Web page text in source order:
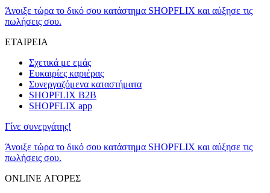
Άνοιξε τώρα το δικό σου κατάστημα SHOPFLIX και αύξησε τις
πωλήσεις σου.
ΕΤΑΙΡΕΙΑ
Σχετικά με εμάς
Ευκαιρίες καριέρας
Συνεργαζόμενα καταστήματα
SHOPFLIX B2B
SHOPFLIX app
Γίνε συνεργάτης!
Άνοιξε τώρα το δικό σου κατάστημα SHOPFLIX και αύξησε τις
πωλήσεις σου.
ONLINE ΑΓΟΡΕΣ